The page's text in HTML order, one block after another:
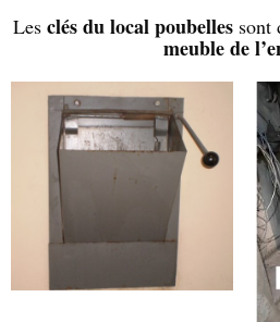
Lesclés du local poubellessont
meuble de